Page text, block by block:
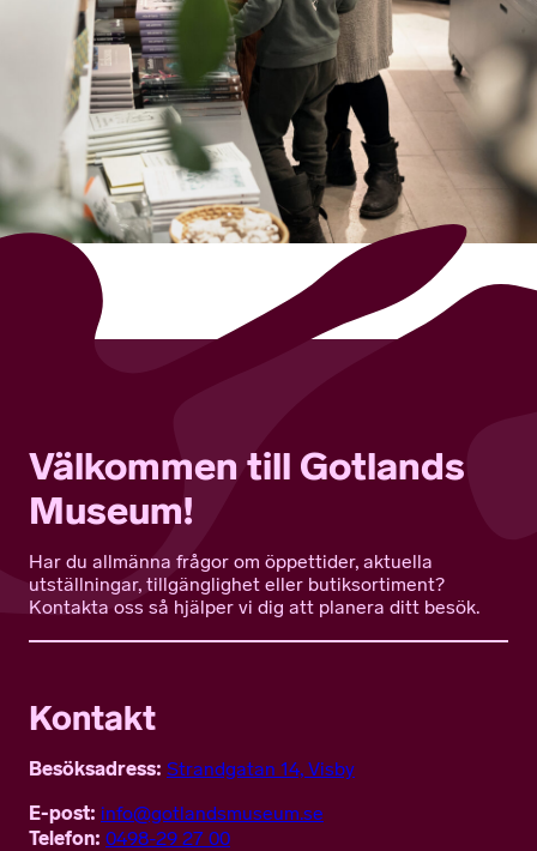
Välkommen till Gotlands
Museum!
Har du allmänna frågor om öppettider, aktuella
utställningar, tillgänglighet eller butiksortiment?
Kontakta oss så hjälper vi dig att planera ditt besök.
Kontakt
Besöksadress: Strandgatan 14, Visby
E-post: info@gotlandsmuseum.se
Telefon: 0498-29 27 00